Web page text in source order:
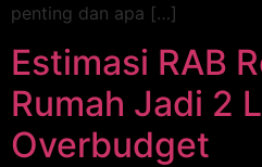
penting dan apa […]
Estimasi RAB
Rumah Jadi 2
Overbudget